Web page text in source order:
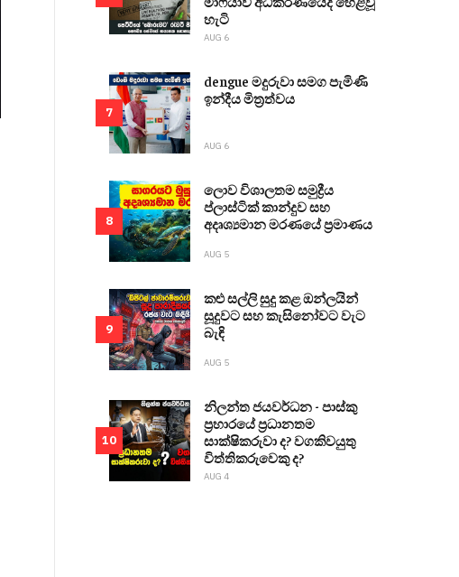
හැටි
AUG 6
7
dengue මදුරුවා සමග පැමිණි
ඉන්දීය මිත්‍රත්වය
AUG 6
8
ලොව විශාලතම සමුද්‍රීය
ප්ලාස්ටික් කාන්දුව සහ
අදෘශ්‍යමාන මරණයේ ප්‍රමාණය
AUG 5
9
කළු සල්ලි සුදු කළ ඔන්ලයින්
සූදුවට සහ කැසිනෝවට වැට
බැඳි
AUG 5
10
නිලන්ත ජයවර්ධන - පාස්කු
ප්‍රහාරයේ ප්‍රධානතම
සාක්ෂිකරුවා ද? වගකිවයුතු
විත්තිකරුවෙකු ද?
AUG 4